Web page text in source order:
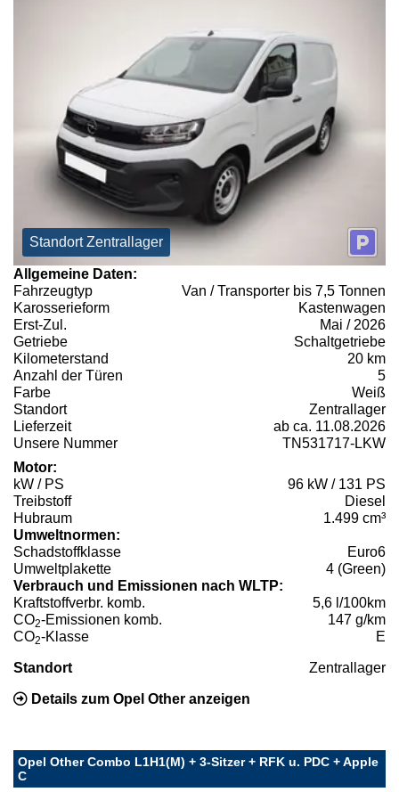
Standort Zentrallager
Allgemeine Daten:
Fahrzeugtyp
Van / Transporter bis 7,5 Tonnen
Karosserieform
Kastenwagen
Erst-Zul.
Mai / 2026
Getriebe
Schaltgetriebe
Kilometerstand
20 km
Anzahl der Türen
5
Farbe
Weiß
Standort
Zentrallager
Lieferzeit
ab ca. 11.08.2026
Unsere Nummer
TN531717-LKW
Motor:
kW / PS
96 kW / 131 PS
Treibstoff
Diesel
Hubraum
1.499 cm³
Umweltnormen:
Schadstoffklasse
Euro6
Umweltplakette
4 (Green)
Verbrauch und Emissionen nach WLTP:
Kraftstoffverbr. komb.
5,6 l/100km
CO2-Emissionen komb.
147 g/km
CO2-Klasse E
Standort Zentrallager
Details zum Opel Other anzeigen
Opel Other Combo L1H1(M) + 3-Sitzer + RFK u. PDC + Apple
C